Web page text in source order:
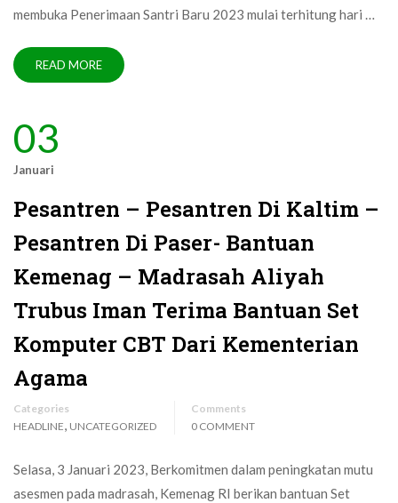
membuka Penerimaan Santri Baru 2023 mulai terhitung hari …
READ MORE
03
Januari
Pesantren – Pesantren Di Kaltim –
Pesantren Di Paser- Bantuan
Kemenag – Madrasah Aliyah
Trubus Iman Terima Bantuan Set
Komputer CBT Dari Kementerian
Agama
Categories
HEADLINE, UNCATEGORIZED
Comments
0 COMMENT
Selasa, 3 Januari 2023, Berkomitmen dalam peningkatan mutu
asesmen pada madrasah, Kemenag RI berikan bantuan Set